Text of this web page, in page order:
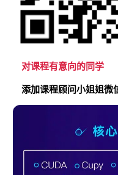
对课程有意向的同学
添加课程顾问小姐姐微